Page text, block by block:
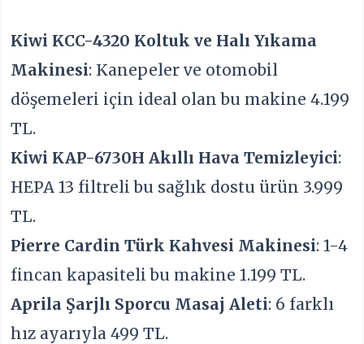
Kiwi KCC-4320 Koltuk ve Halı Yıkama
Makinesi: Kanepeler ve otomobil
döşemeleri için ideal olan bu makine 4.199
TL.
Kiwi KAP-6730H Akıllı Hava Temizleyici:
HEPA 13 filtreli bu sağlık dostu ürün 3.999
TL.
Pierre Cardin Türk Kahvesi Makinesi: 1-4
fincan kapasiteli bu makine 1.199 TL.
Aprila Şarjlı Sporcu Masaj Aleti: 6 farklı
hız ayarıyla 499 TL.